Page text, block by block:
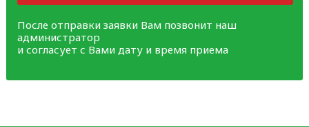
После отправки заявки Вам позвонит наш
администратор
и согласует с Вами дату и время приема